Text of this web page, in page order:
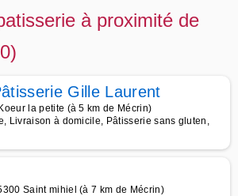
à proximité de
Gille Laurent
la petite (à 5 km de Mécrin)
Livraison à domicile, Pâtisserie sans gluten,
Saint mihiel (à 7 km de Mécrin)